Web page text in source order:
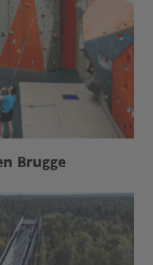
Brugge